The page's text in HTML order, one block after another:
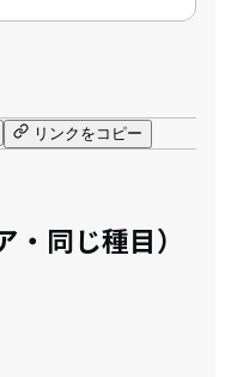
リンクをコピー
同じ種目）